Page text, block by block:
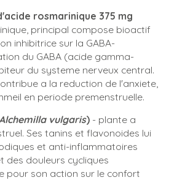
rosmarinique 375 mg
principal compose bioactif
inhibitrice sur la GABA-
du GABA (acide gamma-
du systeme nerveux central.
a la reduction de l'anxiete,
en periode premenstruelle.
vulgaris) - plante a
Ses tanins et flavonoides lui
et anti-inflammatoires
des douleurs cycliques
pour son action sur le confort